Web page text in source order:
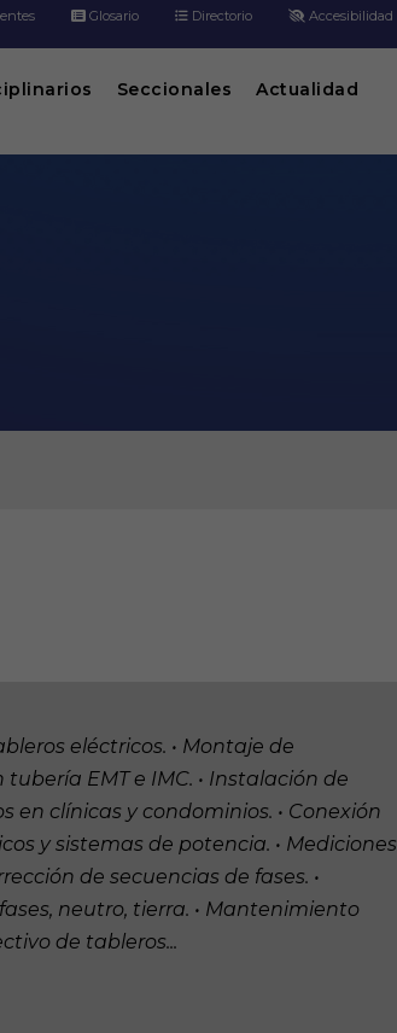
Glosario Directorio Accesibilidad
Seccionales Actualidad
eléctricos. • Montaje de
EMT e IMC. • Instalación de
en clínicas y condominios. • Conexión
y sistemas de potencia. • Mediciones
de secuencias de fases. •
neutro, tierra. • Mantenimiento
de tableros...